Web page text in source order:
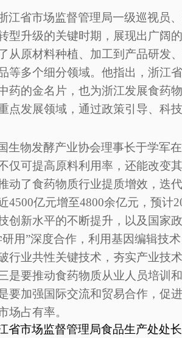
江省市场监督管理局一级巡视员
型升级的关键时期，展现出广阔
从原材料种植、加工到产品研发
等多个细分领域。他指出，浙江
药的金名片，也为浙江发展食药
点发展领域，通过政策引导、科
生物发酵产业协会理事长于学军
仅可提高原料利用率，还能改变
动了食药物质行业提质增效，迭
4500亿元增至4800余亿元，预计
创新水平的不断提升，以及国家
研用”深度合作，利用基因编辑技
行业共性关键技术，夯实产业技
是要推动食药物质从业人员培训
要加强国际交流和贸易合作，促
场占有率。
省市场监督管理局食品生产处处